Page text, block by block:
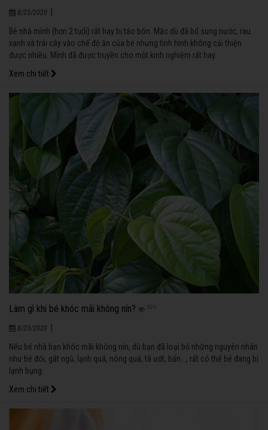
8/23/2020
Bé nhà mình (hơn 2 tuổi) rất hay bị táo bón. Mặc dù đã bổ sung nước, rau
xanh và trái cây vào chế độ ăn của bé nhưng tình hình không cải thiện
được nhiều. Mình đã được truyền cho một kinh nghiệm rất hay.
Xem chi tiết
Làm gì khi bé khóc mãi không nín? 926
8/23/2020 |
Nếu bé nhà bạn khóc mãi không nín, dù bạn đã loại bỏ những nguyên nhân
như bé đói, gắt ngủ, lạnh quá, nóng quá, tã ướt, bẩn..., rất có thể bé đang bị
lạnh bụng.
Xem chi tiết